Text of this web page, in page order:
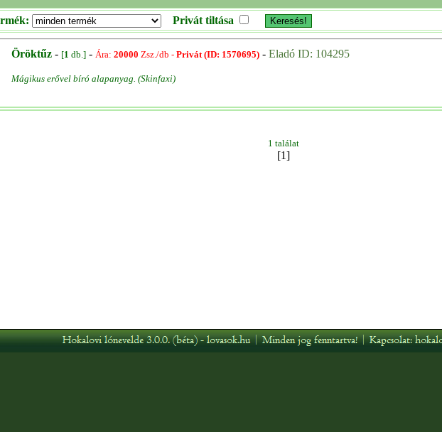
Privát tiltása
Öröktűz - [1 db.] - Ára: 20000 Zsz./db - Privát (ID: 1570695) - Eladó ID: 104295
Mágikus erővel bíró alapanyag. (Skinfaxi)
1 találat
[1]